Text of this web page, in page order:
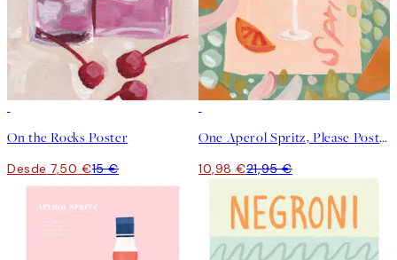
On the Rocks Poster
Desde 7,50 €15 €
One Aperol Spritz, Please Poster
10,98 €21,95 €